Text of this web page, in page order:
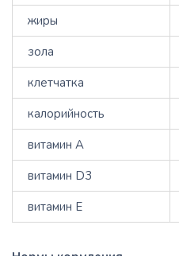
жиры
зола
клетчатка
калорийность
витамин A
витамин D3
витамин E